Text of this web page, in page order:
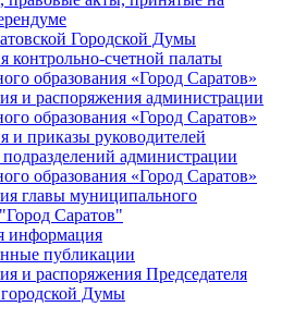
Городской Думы
контрольно-счетной палаты
образования «Город Саратов»
и распоряжения администрации
образования «Город Саратов»
и приказы руководителей
администрации
образования «Город Саратов»
главы муниципального
Саратов"
информация
публикации
и распоряжения Председателя
Думы